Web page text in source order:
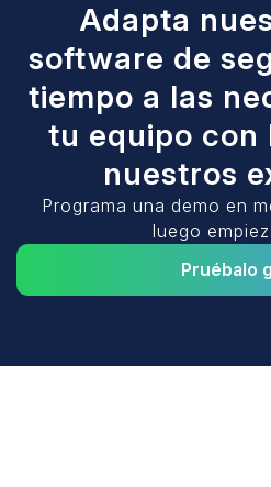
Adapta
software de
tiempo a las
tu equipo con
nuestros
Programa una demo en
luego
Pruébalo